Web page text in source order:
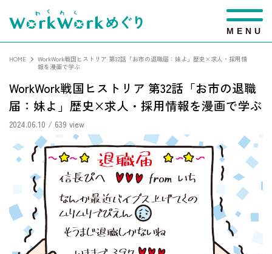
M E N U
HOME
WorkWork戦国ヒストリア 第32話「お市の退職届：妹よ」歴史×求人・採用情
報を漫画で学ぶ
WorkWork戦国ヒストリア 第32話「お市の退職
届：妹よ」歴史×求人・採用情報を漫画で学ぶ
2024.06.10 / 639 view